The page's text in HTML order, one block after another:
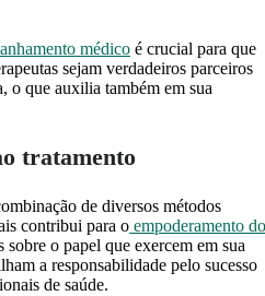
médico é crucial para que
sejam verdadeiros parceiros
o que auxilia também em sua
tratamento
de diversos métodos
contribui para o empoderamento
sobre o papel que exercem em sua
a responsabilidade pelo sucesso
de saúde.